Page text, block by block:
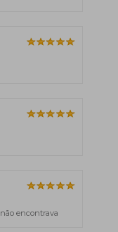
encontrava